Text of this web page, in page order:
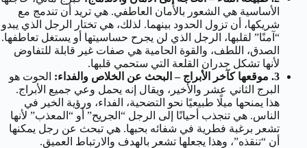
الأساسية هي الشعور بالأمان العاطفي. هي تريد أن تندمج مع
شريكها، أن تزول الحدود بينهما. لذلك، هي تختار الرجل الذي يبدو
“آمنًا” لقلبها، الرجل الذي لن يجرح حساسيتها أو يستغل تعاطفها.
الصدق، اللطف، والقوة الحامية هي صفات غير قابلة للتفاوض
لأنها تشكل جدران القلعة التي ستحمي قلبها.
3. موقعها كآخر الأبراج – البحث عن الخلاص والفداء:
الحوت هو
البرج الثاني عشر والأخير، ويقال إنه يحمل وعي جميع الأبراج.
هذا يمنحها ميلًا طبيعيًا نحو التضحية، الفداء، ورؤية الخير في
الناس. هي تنجذب أحيانًا إلى الرجل “الجريح” أو “المعذب” لأنها
تشعر برغبة فطرية في شفائه بحبها. هي تبحث عن رجل يمكنها
أن “تنقذه”، وهذا يجعلها تشعر بالهدف والارتباط العميق.